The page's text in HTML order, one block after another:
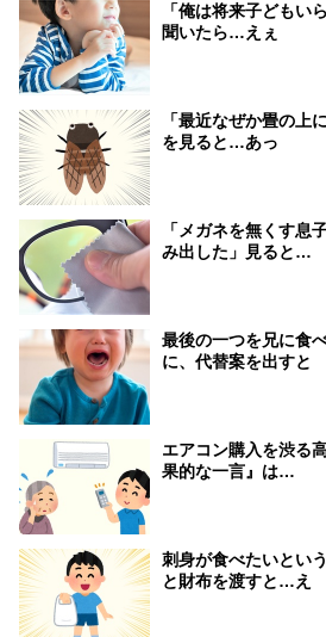
「俺は将来子どもい
聞いたら…えぇ
「最近なぜか畳の上
を見ると…あっ
「メガネを無くす息
み出した」見ると…
最後の一つを兄に食
に、代替案を出すと
エアコン購入を渋る
果的な一言』は…
刺身が食べたいとい
と財布を渡すと…え